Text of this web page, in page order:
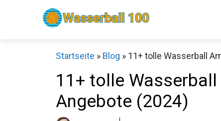
Startseite » Blog » 11+ tolle Wasserball
11+ tolle
Angebote (2024)